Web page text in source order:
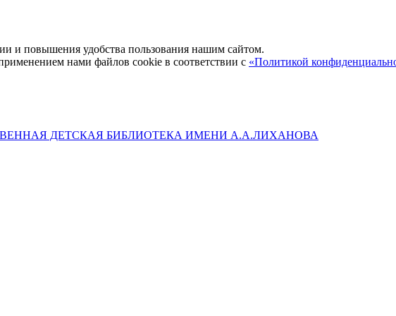
и повышения удобства пользования нашим сайтом.
нами файлов cookie в соответствии с «Политикой
ДЕТСКАЯ БИБЛИОТЕКА ИМЕНИ А.А.ЛИХАНОВА